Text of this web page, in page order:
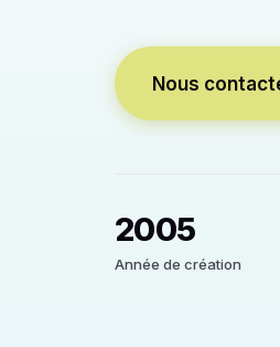
Nous
2005
Année de création